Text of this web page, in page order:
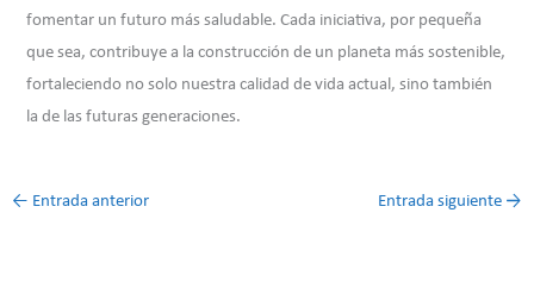
fomentar un futuro más saludable. Cada iniciativa, por pequeña
que sea, contribuye a la construcción de un planeta más sostenible,
fortaleciendo no solo nuestra calidad de vida actual, sino también
la de las futuras generaciones.
← Entrada anterior Entrada siguiente →